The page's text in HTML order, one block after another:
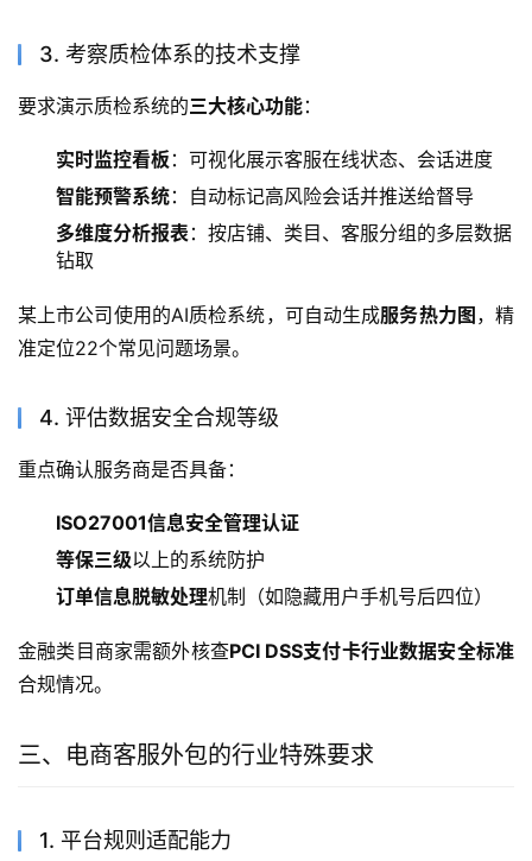
3. 考察质检体系的技术支撑
要求演示质检系统的三大核心功能：
实时监控看板 ：可视化展示客服在线状态、会话进度
智能预警系统：自动标记高风险会话并推送给督导
多维度分析报表 ：按店铺、类目、客服分组的多层数据
钻取
某上市公司使用的AI质检系统，可自动生成服务热力图，精
准定位22个常见问题场景。
4. 评估数据安全合规等级
重点确认服务商是否具备：
ISO27001信息安全管理认证
等保三级以上的系统防护
订单信息脱敏处理机制（如隐藏用户手机号后四位）
金融类目商家需额外核查PCI DSS支付卡行业数据安全标准
合规情况。
三、电商客服外包的行业特殊要求
1. 平台规则适配能力